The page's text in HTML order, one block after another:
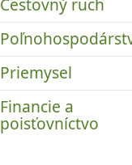
Cestovný ruch
Priemysel
Financie a
poisťovníctvo